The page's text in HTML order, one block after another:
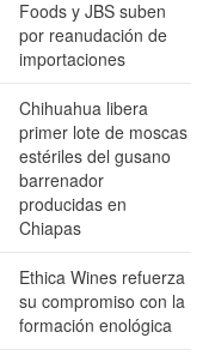
Foods y JBS suben
por reanudación de
importaciones
Chihuahua libera
primer lote de moscas
estériles del gusano
barrenador
producidas en
Chiapas
Ethica Wines refuerza
su compromiso con la
formación enológica